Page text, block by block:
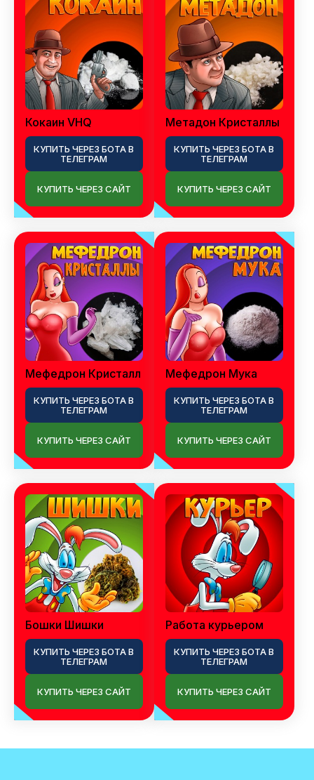
Кокаин VHQ
КУПИТЬ ЧЕРЕЗ БОТА В
ТЕЛЕГРАМ
КУПИТЬ ЧЕРЕЗ САЙТ
Метадон Кристаллы
КУПИТЬ ЧЕРЕЗ БОТА В
ТЕЛЕГРАМ
КУПИТЬ ЧЕРЕЗ САЙТ
Мефедрон Кристалл
КУПИТЬ ЧЕРЕЗ БОТА В
ТЕЛЕГРАМ
КУПИТЬ ЧЕРЕЗ САЙТ
Мефедрон Мука
КУПИТЬ ЧЕРЕЗ БОТА В
ТЕЛЕГРАМ
КУПИТЬ ЧЕРЕЗ САЙТ
Бошки Шишки
КУПИТЬ ЧЕРЕЗ БОТА В
ТЕЛЕГРАМ
КУПИТЬ ЧЕРЕЗ САЙТ
Работа курьером
КУПИТЬ ЧЕРЕЗ БОТА В
ТЕЛЕГРАМ
КУПИТЬ ЧЕРЕЗ САЙТ